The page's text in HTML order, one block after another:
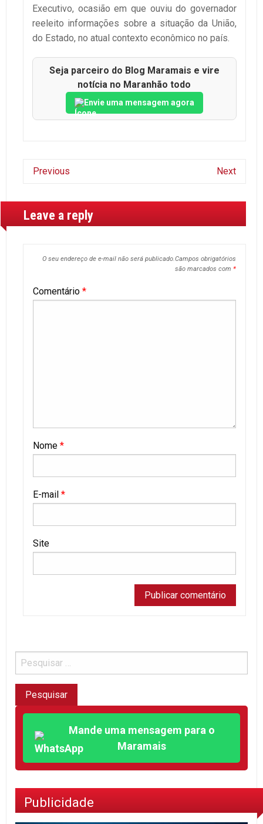
Executivo, ocasião em que ouviu do governador
reeleito informações sobre a situação da União,
do Estado, no atual contexto econômico no país.
Seja parceiro do Blog Maramais e vire
notícia no Maranhão todo
Envie uma mensagem agora
Previous Next
Leave a reply
O seu endereço de e-mail não será publicado.Campos obrigatórios
são marcados com *
Comentário *
Nome *
E-mail *
Site
Mande uma mensagem para o
Maramais
Publicidade